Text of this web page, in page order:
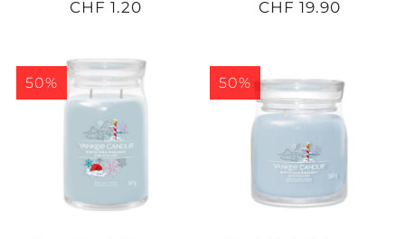
CHF 1.20 CHF 19.90
50% 50%